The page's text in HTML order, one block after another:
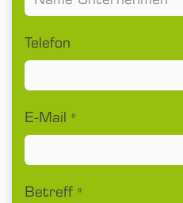
Telefon
E-Mail *
Betreff *